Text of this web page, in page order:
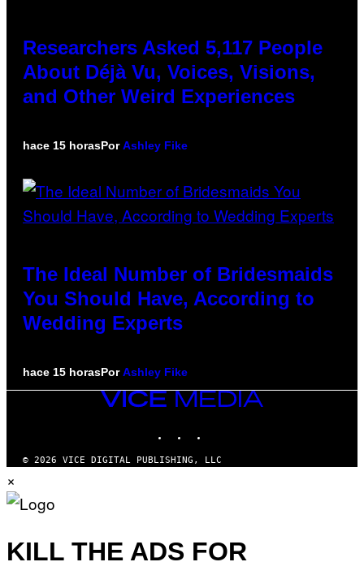
Researchers Asked 5,117 People
About Déjà Vu, Voices, Visions,
and Other Weird Experiences
hace 15 horasPorAshley Fike
The Ideal Number of Bridesmaids
You Should Have, According to
Wedding Experts
hace 15 horasPorAshley Fike
VICE
MEDIA
© 2026 VICE DIGITAL PUBLISHING, LLC
×
KILL THE ADS FOR